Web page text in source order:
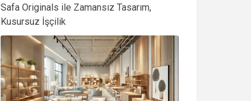
Safa Originals ile Zamansız Tasarım,
Kusursuz İşçilik